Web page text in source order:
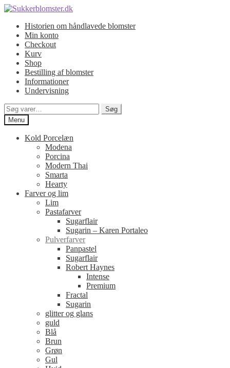
Spring
navigation
Spring
indholdHistorien om håndlavede blomster
Min konto
Checkout
Kurv
Shop
Bestilling af blomster
Informationer
Undervisning
Søg
efter:
Søg
Menu
Kold Porcelæn
Modena
Porcina
Modern Thai
Smarta
Hearty
Farver og lim
Lim
Pastafarver
Sugarflair
Sugarin – Karen Portaleo
Pulverfarver
Panpastel
Sugarflair
Robert Haynes
Intense
Premium
Fractal
Sugarin
glitter og glans
guld
Blå
Brun
Grøn
Gul